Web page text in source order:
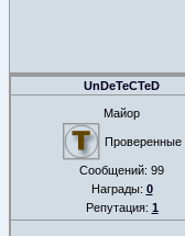
UnDeTeCTeD
Майор
Проверенные
Сообщений: 99
Награды: 0
Репутация: 1